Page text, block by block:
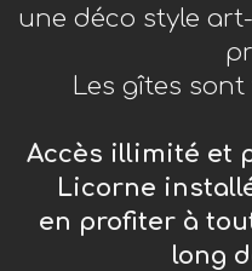
une déco style
Les gîtes
Accès illimité et
Licorne
en profiter à
long